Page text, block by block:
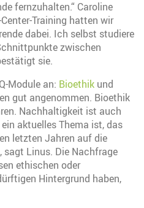
fernzuhalten.“ Caroline
Training hatten wir
dabei. Ich selbst studiere
zwischen
sie.
Module an: Bioethik und
gut angenommen. Bioethik
Nachhaltigkeit ist auch
aktuelles Thema ist, das
letzten Jahren auf die
sagt Linus. Die Nachfrage
ethischen oder
Hintergrund haben,